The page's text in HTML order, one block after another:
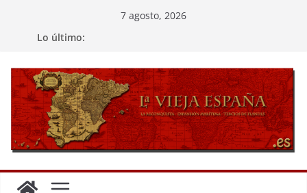
7 agosto, 2026
Lo último: